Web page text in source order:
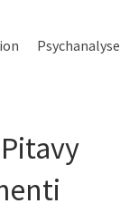
Psychanalyse